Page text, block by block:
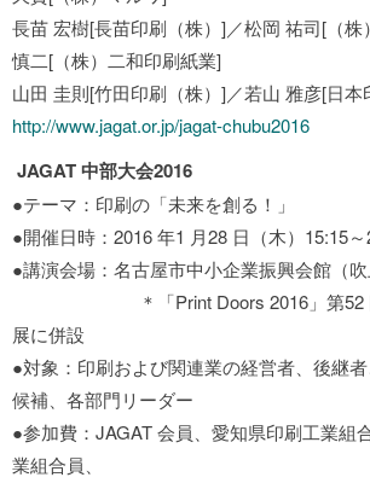
長苗 宏樹[長苗印刷（株）]／松岡 祐司[（株
慎二[（株）二和印刷紙業]
山田 圭則[竹田印刷（株）]／若山 雅彦[日本
http://www.jagat.or.jp/jagat-chubu2016
JAGAT 中部大会2016
●テーマ：印刷の「未来を創る！」
●開催日時：2016 年1 月28 日（木）15:15
●講演会場：名古屋市中小企業振興会館（吹
＊「Print Doors 2016」第52 回
展に併設
●対象：印刷および関連業の経営者、後継
候補、各部門リーダー
●参加費：JAGAT 会員、愛知県印刷工業組
業組合員、